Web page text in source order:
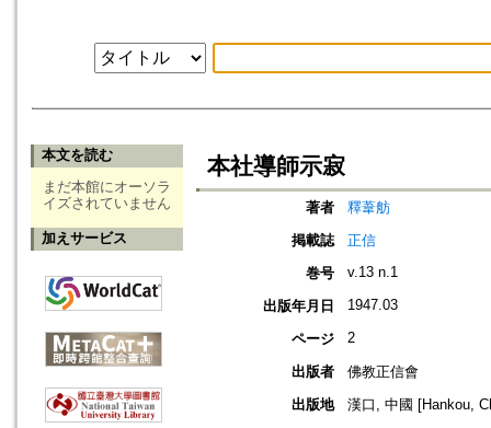
本文を読む
まだ本館にオーソラ
イズされていません
加えサービス
本社導師示寂
著者
釋葦舫
掲載誌
正信
巻号
v.13 n.1
出版年月日 1947.03
ページ 2
出版者
佛教正信會
出版地
漢口, 中國 [Hankou,